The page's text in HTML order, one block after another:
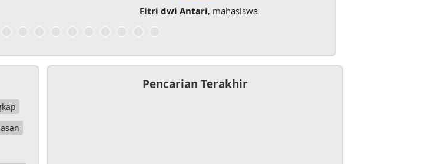
Fitri dwi Antari, mahasiswa
Pencarian Terakhir